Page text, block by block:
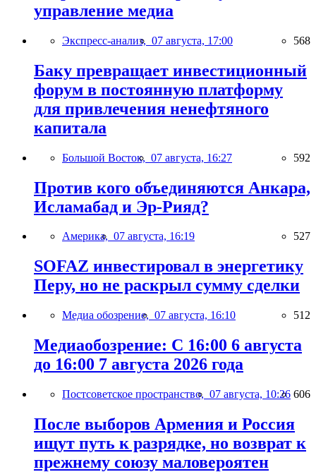
управление медиа
Экспресс-анализ, 07 августа, 17:00 568
Баку превращает инвестиционный
форум в постоянную платформу
для привлечения ненефтяного
капитала
Большой Восток, 07 августа, 16:27 592
Против кого объединяются Анкара,
Исламабад и Эр-Рияд?
Америка, 07 августа, 16:19 527
SOFAZ инвестировал в энергетику
Перу, но не раскрыл сумму сделки
Медиа обозрение, 07 августа, 16:10 512
Медиаобозрение: С 16:00 6 августа
до 16:00 7 августа 2026 года
Постсоветское пространство, 07 августа, 10:26 606
После выборов Армения и Россия
ищут путь к разрядке, но возврат к
прежнему союзу маловероятен